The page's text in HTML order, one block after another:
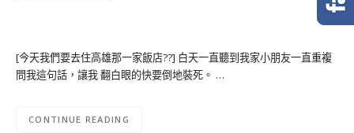
[今天我們要去住高雄那一家飯店??] 白天一直聽到我家小朋友一直重複
問我這句話，讓我 翻白眼的快要倒地裝死。 …
CONTINUE READING